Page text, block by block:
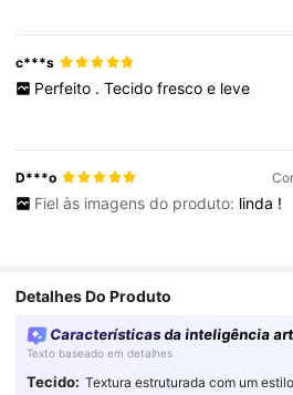
c***s
Perfeito . Tecido fresco e leve
D***o
Fiel às imagens do produto: linda !
Detalhes Do Produto
Características da inteligência
Texto baseado em detalhes
Tecido: Textura estruturada com um